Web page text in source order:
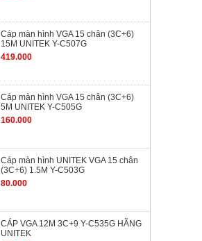
Cáp màn hình VGA 15 chân (3C+6)
15M UNITEK Y-C507G
419.000
Cáp màn hình VGA 15 chân (3C+6)
5M UNITEK Y-C505G
160.000
Cáp màn hình UNITEK VGA 15 chân
(3C+6) 1.5M Y-C503G
80.000
CÁP VGA 12M 3C+9 Y-C535G HÃNG
UNITEK